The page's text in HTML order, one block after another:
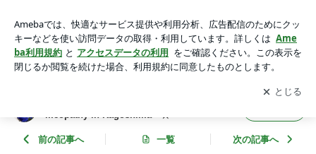
メオパシー鹿児島☆ Blue Rose ☆ Homeopathy in Kagos
hima ☆
アプリをダウンロードして ブログの更新通知
を受け取りまし
ょう。
開く
meopathy in Kagoshima ☆
前の記事へ 一覧 次の記事へ